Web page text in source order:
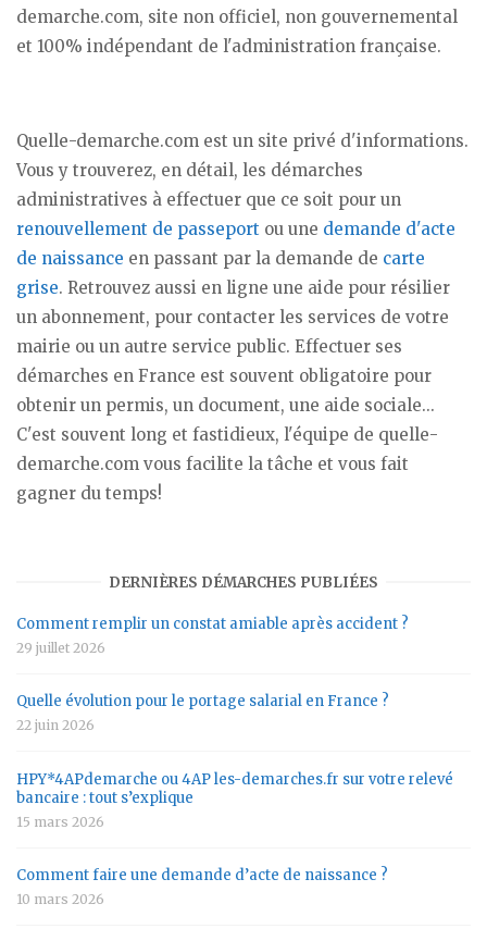
demarche.com, site non officiel, non gouvernemental
et 100% indépendant de l'administration française.
Quelle-demarche.com est un site privé d'informations.
Vous y trouverez, en détail, les démarches
administratives à effectuer que ce soit pour un
renouvellement de passeport ou une demande d'acte
de naissance en passant par la demande de carte
grise. Retrouvez aussi en ligne une aide pour résilier
un abonnement, pour contacter les services de votre
mairie ou un autre service public. Effectuer ses
démarches en France est souvent obligatoire pour
obtenir un permis, un document, une aide sociale...
C'est souvent long et fastidieux, l'équipe de quelle-
demarche.com vous facilite la tâche et vous fait
gagner du temps!
DERNIÈRES DÉMARCHES PUBLIÉES
Comment remplir un constat amiable après accident ?
29 juillet 2026
Quelle évolution pour le portage salarial en France ?
22 juin 2026
HPY*4APdemarche ou 4AP les-demarches.fr sur votre relevé
bancaire : tout s’explique
15 mars 2026
Comment faire une demande d’acte de naissance ?
10 mars 2026